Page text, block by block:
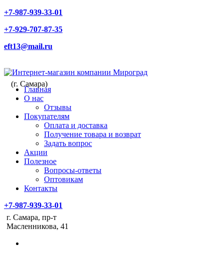
+7-987-939-33-01
+7-929-707-87-35
eft13@mail.ru
(г. Самара)
Главная
О нас
Отзывы
Покупателям
Оплата и доставка
Получение товара и возврат
Задать вопрос
Акции
Полезное
Вопросы-ответы
Оптовикам
Контакты
+7-987-939-33-01
г. Самара, пр-т
Масленникова, 41